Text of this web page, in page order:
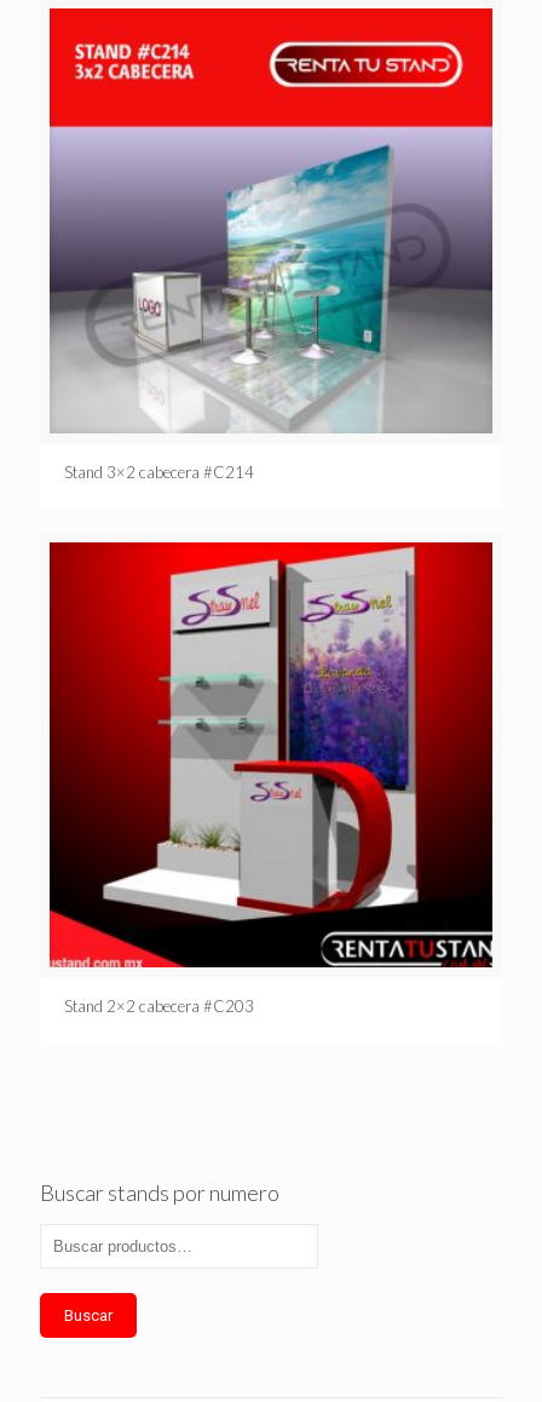
Stand 3×2 cabecera #C214
Stand 2×2 cabecera #C203
Buscar stands por numero
Buscar